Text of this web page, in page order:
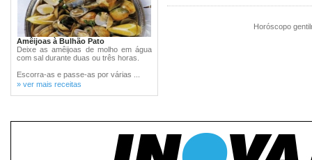
Amêijoas à Bulhão Pato
Deixe as amêijoas de molho em água
com sal durante duas ou três horas.
Escorra-as e passe-as por várias ...
» ver mais receitas
Horóscopo